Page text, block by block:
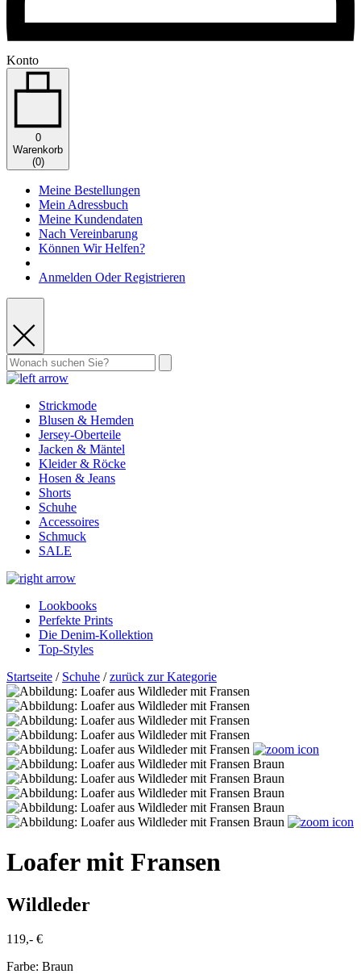
Konto
0
Warenkorb
(0)
Meine Bestellungen
Mein Adressbuch
Meine Kundendaten
Nach Vereinbarung
Können Wir Helfen?
Anmelden Oder Registrieren
Strickmode
Blusen & Hemden
Jersey-Oberteile
Jacken & Mäntel
Kleider & Röcke
Hosen & Jeans
Shorts
Schuhe
Accessoires
Schmuck
SALE
Lookbooks
Perfekte Prints
Die Denim-Kollektion
Top-Styles
Startseite / Schuhe /zurück zur Kategorie
Loafer mit Fransen
Wildleder
119,- €
Farbe: Braun